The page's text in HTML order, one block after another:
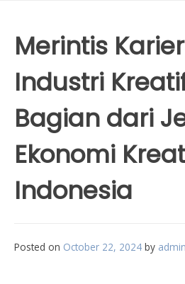
Merintis
Industri
Bagian dari
Ekonomi
Indonesia
Posted on October 22, 2024 by